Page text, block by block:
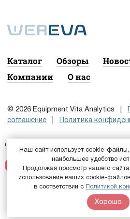
Каталог Обзоры
Компании
О нас
© 2026 Equipment Vita Analytics |
соглашение
Политика
Чтобы подписаться на рассылку,
Зарегистрируйтесь
Наш сайт использует cookie-файлы,
наибольшее удобство
Продолжая просмотр нашего
использование ваших cookie-
в соответствии с
Политикой
Хорошо